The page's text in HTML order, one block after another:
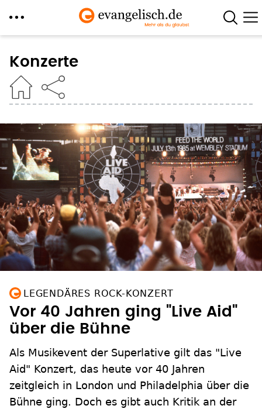
zum
Inhalt
Konzerte
LEGENDÄRES ROCK-KONZERT
Vor 40 Jahren ging "Live Aid"
über die Bühne
Als Musikevent der Superlative gilt das "Live
Aid" Konzert, das heute vor 40 Jahren
zeitgleich in London und Philadelphia über die
Bühne ging. Doch es gibt auch Kritik an der